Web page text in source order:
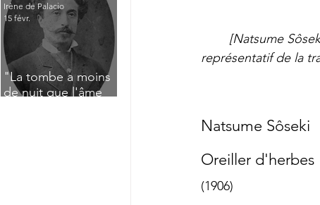
"La tombe a moins
de nuit que l'âme
Irène de Palacio
15 févr.
[Natsume
représentatif de la
Natsume Sôseki
Oreiller d'herbes
(1906)